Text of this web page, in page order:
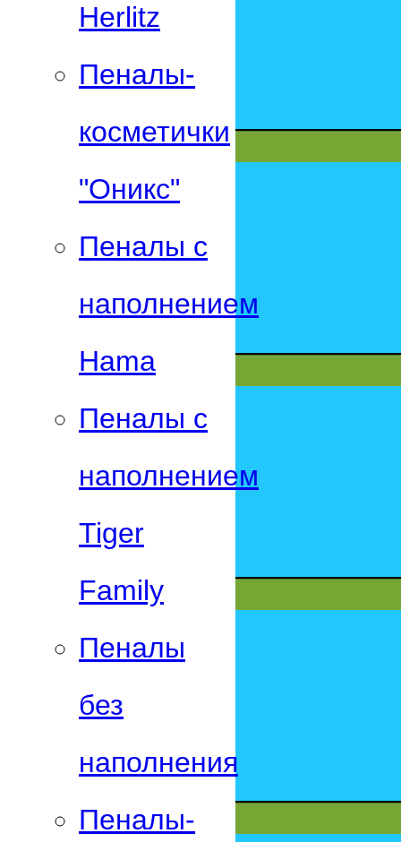
Herlitz
Пеналы-
косметички
"Оникс"
Пеналы с
наполнением
Hama
Пеналы с
наполнением
Tiger
Family
Пеналы
без
наполнения
Пеналы-